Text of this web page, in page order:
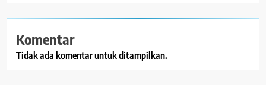
Komentar
Tidak ada komentar untuk ditampilkan.